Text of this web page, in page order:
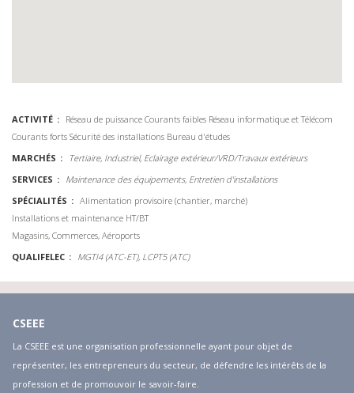
ACTIVITÉ Réseau de puissance Courants faibles Réseau informatique et Télécom
Courants forts Sécurité des installations Bureau d'études
MARCHÉS
Tertiaire, Industriel, Eclairage extérieur/VRD/Travaux extérieurs
SERVICES
Maintenance des équipements, Entretien d'installations
SPÉCIALITÉS
Alimentation provisoire (chantier, marché)
Installations et maintenance HT/BT
Magasins, Commerces, Aéroports
QUALIFELEC
MGTI4 (ATC-ET), LCPT5 (ATC)
CSEEE
La CSEEE est une organisation professionnelle ayant pour objet de
représenter, les entrepreneurs du secteur, de défendre les intérêts de la
profession et de promouvoir le savoir-faire.